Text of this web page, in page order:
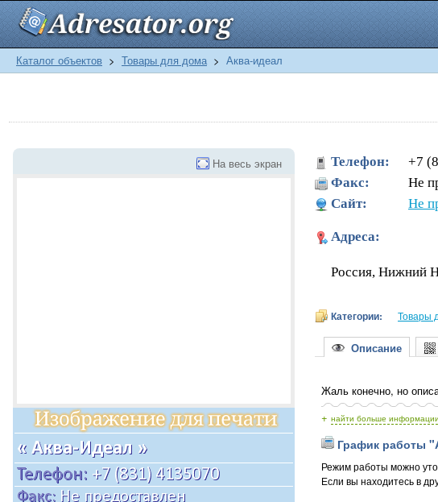
Каталог объектов > Товары для дома > Аква-идеал
На весь экран
Телефон:
+7
Факс:
Не
Сайт:
Не
Адреса:
Россия, Нижний
Категории: Товары
Описание
Жаль конечно, но
+ найти больше
График работы
Режим работы можно
Если вы находитесь в